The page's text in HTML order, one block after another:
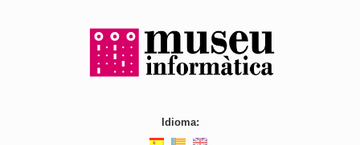
Idioma: